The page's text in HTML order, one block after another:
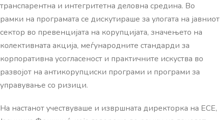
транспарентна и интегритетна деловна средина. Во
рамки на програмата се дискутираше за улогата на јавниот
сектор во превенцијата на корупцијата, значењето на
колективната акција, меѓународните стандарди за
корпоративна усогласеност и практичните искуства во
развојот на антикорупциски програми и програми за
управување со ризици.
На настанот учествуваше и извршната директорка на ЕСЕ,